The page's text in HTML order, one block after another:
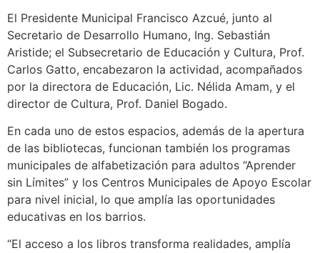
El Presidente Municipal Francisco Azcué, junto al
Secretario de Desarrollo Humano, Ing. Sebastián
Aristide; el Subsecretario de Educación y Cultura, Prof.
Carlos Gatto, encabezaron la actividad, acompañados
por la directora de Educación, Lic. Nélida Amam, y el
director de Cultura, Prof. Daniel Bogado.
En cada uno de estos espacios, además de la apertura
de las bibliotecas, funcionan también los programas
municipales de alfabetización para adultos “Aprender
sin Límites” y los Centros Municipales de Apoyo Escolar
para nivel inicial, lo que amplía las oportunidades
educativas en los barrios.
“El acceso a los libros transforma realidades, amplía